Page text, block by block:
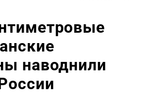
наводнили